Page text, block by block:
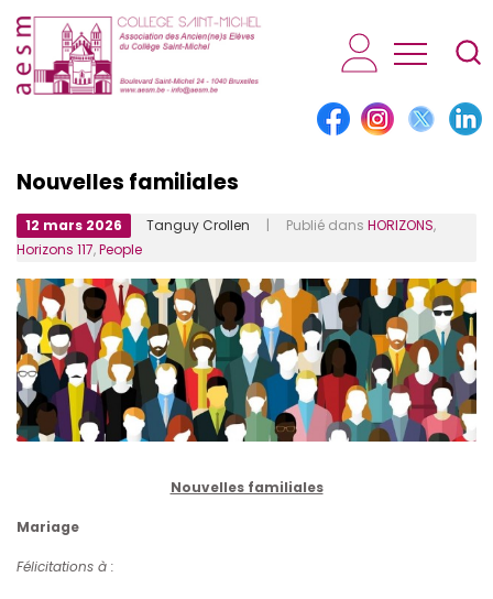
AESM...
Nouvelles familiales
12 mars 2026 Tanguy Crollen | Publié dans HORIZONS,
Horizons 117,People
Nouvelles familiales
Mariage
Félicitations à :